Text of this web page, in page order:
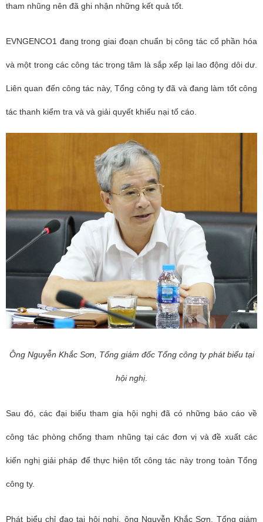
tham nhũng nên đã ghi nhận những kết quả tốt.
EVNGENCO1 đang trong giai đoạn chuẩn bị công tác cổ phần hóa
và một trong các công tác trọng tâm là sắp xếp lại lao động dôi dư.
Liên quan đến công tác này, Tổng công ty đã và đang làm tốt công
tác thanh kiểm tra và và giải quyết khiếu nại tố cáo.
Ông Nguyễn Khắc Sơn, Tổng giám đốc Tổng công ty phát biểu tại
hội nghị.
Sau đó, các đại biểu tham gia hội nghị đã có những báo cáo về
công tác phòng chống tham nhũng tại các đơn vị và đề xuất các
kiến nghị giải pháp để thực hiện tốt công tác này trong toàn Tổng
công ty.
Phát biểu chỉ đạo tại hội nghị, ông Nguyễn Khắc Sơn, Tổng giám